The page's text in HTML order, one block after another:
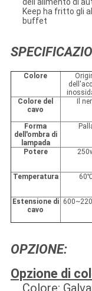
dell'alimento di
Keep ha fritto gli
buffet
Colore
Colore del
cavo
Il
Forma
dell'ombra di
lampada
Potere
Temperatura
Estensione di
cavo
OPZIONE:
Opzione di